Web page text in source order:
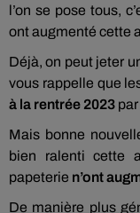
l’on se pose tous,
ont augmenté cette
Déjà, on peut jeter
vous rappelle que
à la rentrée 2023
Mais bonne
bien ralenti cette
papeterie n’ont
De manière plus